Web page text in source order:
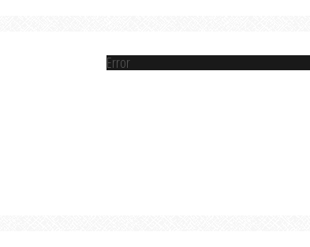
Error